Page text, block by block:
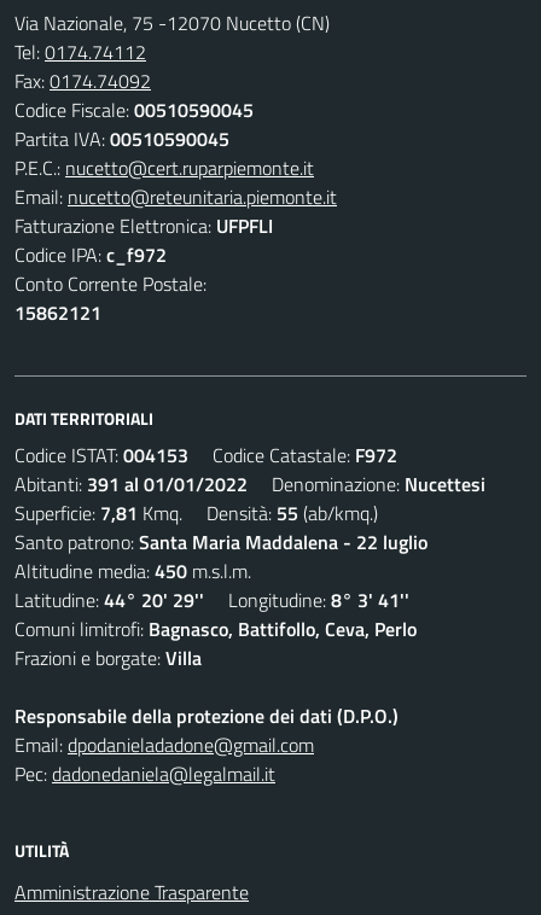
Via Nazionale, 75 -12070 Nucetto (CN)
Tel:0174.74112
Fax:0174.74092
Codice Fiscale:00510590045
Partita IVA:00510590045
P.E.C.: nucetto@cert.ruparpiemonte.it
Email: nucetto@reteunitaria.piemonte.it
Fatturazione Elettronica: UFPFLI
Codice IPA:c_f972
Conto Corrente Postale:
15862121
DATI TERRITORIALI
Codice ISTAT:004153 Codice Catastale: F972
Abitanti: 391 al 01/01/2022 Denominazione: Nucettesi
Superficie: 7,81 Kmq. Densità: 55 (ab/kmq.)
Santo patrono:Santa Maria Maddalena - 22 luglio
Altitudine media:450 m.s.l.m.
Latitudine:44° 20' 29'' Longitudine:8° 3' 41''
Comuni limitrofi: Bagnasco, Battifollo, Ceva, Perlo
Frazioni e borgate:Villa
Responsabile della protezione dei dati (D.P.O.)
Email:dpodanieladadone@gmail.com
Pec:dadonedaniela@legalmail.it
UTILITÀ
Amministrazione Trasparente